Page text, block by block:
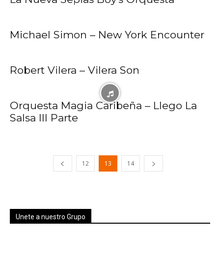
Michael Simon – New York Encounter
Robert Vilera – Vilera Son
Orquesta Magia Caribeña – Llego La
Salsa III Parte
12 13 14
Unete a nuestro Grupo